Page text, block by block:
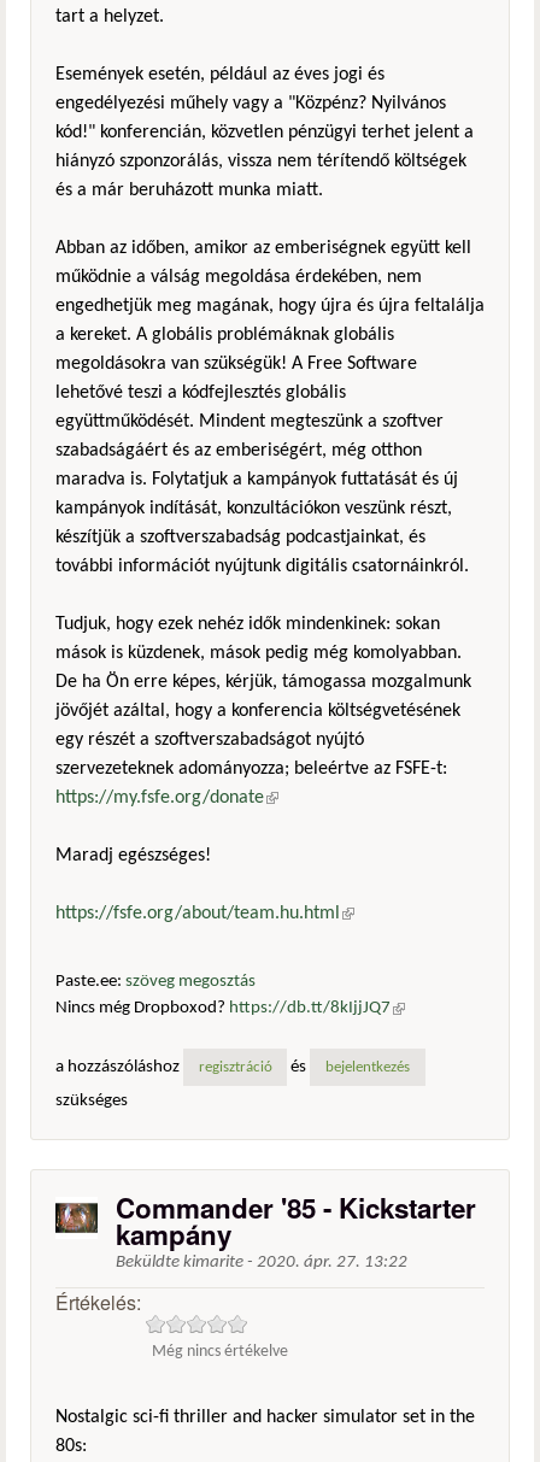
tart a helyzet.
Események esetén, például az éves jogi és
engedélyezési műhely vagy a "Közpénz? Nyilvános
kód!" konferencián, közvetlen pénzügyi terhet jelent a
hiányzó szponzorálás, vissza nem térítendő költségek
és a már beruházott munka miatt.
Abban az időben, amikor az emberiségnek együtt kell
működnie a válság megoldása érdekében, nem
engedhetjük meg magának, hogy újra és újra feltalálja
a kereket. A globális problémáknak globális
megoldásokra van szükségük! A Free Software
lehetővé teszi a kódfejlesztés globális
együttműködését. Mindent megteszünk a szoftver
szabadságáért és az emberiségért, még otthon
maradva is. Folytatjuk a kampányok futtatását és új
kampányok indítását, konzultációkon veszünk részt,
készítjük a szoftverszabadság podcastjainkat, és
további információt nyújtunk digitális csatornáinkról.
Tudjuk, hogy ezek nehéz idők mindenkinek: sokan
mások is küzdenek, mások pedig még komolyabban.
De ha Ön erre képes, kérjük, támogassa mozgalmunk
jövőjét azáltal, hogy a konferencia költségvetésének
egy részét a szoftverszabadságot nyújtó
szervezeteknek adományozza; beleértve az FSFE-t:
https://my.fsfe.org/donate(külső hivatkozás)
Maradj egészséges!
https://fsfe.org/about/team.hu.html (külső hivatkozás)
Paste.ee: szöveg megosztás
Nincs még Dropboxod? https://db.tt/8kIjjJQ7 (külső
a hozzászóláshoz
regisztráció és bejelentkezés
szükséges
Commander '85 - Kickstarter
kampány
Beküldte kimarite - 2020. ápr. 27. 13:22
Értékelés:
Még nincs értékelve
Nostalgic sci-fi thriller and hacker simulator set in the
80s: